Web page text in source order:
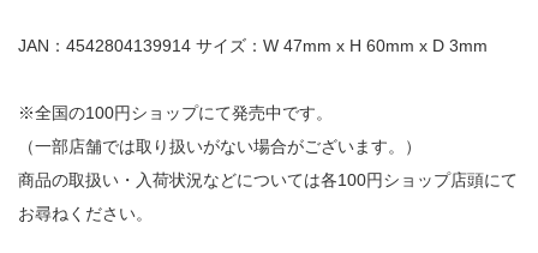
JAN：4542804139914 サイズ：W 47mm x H 60mm x D 3mm
※全国の100円ショップにて発売中です。
（一部店舗では取り扱いがない場合がございます。）
商品の取扱い・入荷状況などについては各100円ショップ店頭にて
お尋ねください。